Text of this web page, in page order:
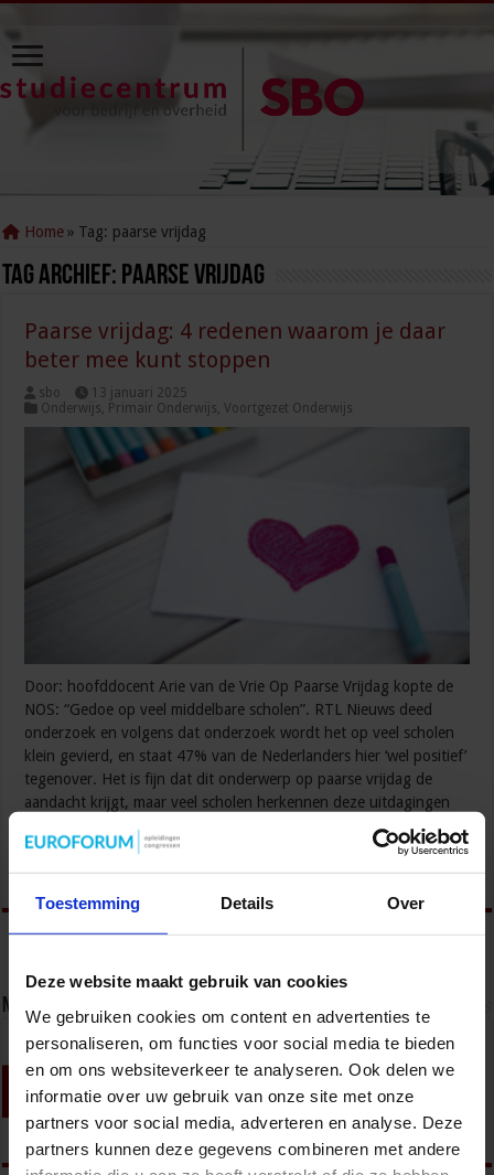
Toestemming Details Over
Deze website maakt gebruik van cookies
We gebruiken cookies om content en advertenties te
personaliseren, om functies voor social media te bieden
en om ons websiteverkeer te analyseren. Ook delen we
informatie over uw gebruik van onze site met onze
partners voor social media, adverteren en analyse. Deze
partners kunnen deze gegevens combineren met andere
Home » Tag: paarse vrijdag
Tag Archief: paarse vrijdag
Paarse vrijdag: 4 redenen waarom je daar
beter mee kunt stoppen
sbo
13 januari 2025
Onderwijs, Primair Onderwijs,Voortgezet Onderwijs
Door: hoofddocent Arie van de Vrie Op Paarse Vrijdag kopte de
NOS: “Gedoe op veel middelbare scholen”. RTL Nieuws deed
onderzoek en volgens dat onderzoek wordt het op veel scholen
klein gevierd, en staat 47% van de Nederlanders hier ‘wel positief’
tegenover. Het is fijn dat dit onderwerp op paarse vrijdag de
aandacht krijgt, maar veel scholen herkennen deze uitdagingen
Nieuwsbrief